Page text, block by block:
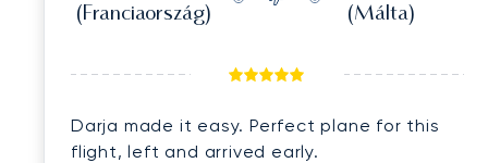
(Franciaország)
(Málta)
Darja made it easy. Perfect plane for this
flight, left and arrived early.